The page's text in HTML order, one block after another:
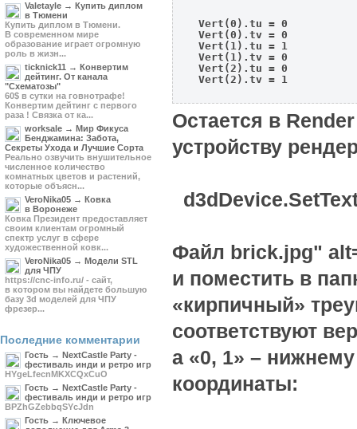
Vert(0).tu = 0
Vert(0).tv = 0
Vert(1).tu = 1
Vert(1).tv = 0
Vert(2).tu = 0
Vert(2).tv = 1
Остается в
устройству
Файл brick.jpg"
и поместить в
«кирпичный»
соответствуют
а «0, 1» –
координаты:
Valetayle → Купить диплом
в Тюмени
Купить диплом в Тюмени.
В современном мире
образование играет огромную
роль в жизн...
ticknick11 → Конвертим
дейтинг. От канала
"Схематозы"
60$ в сутки на говнотрафе!
Конвертим дейтинг с первого
раза ! Связка от ка...
worksale → Мир Фикуса
Бенджамина: Забота,
Секреты Ухода и Лучшие Сорта
Реально озвучить внушительное
численное количество
комнатных цветов и растений,
которые объясн...
VeroNika05 → Ковка
в Воронеже
Ковка Президент предоставляет
своим клиентам огромный
спектр услуг в сфере
художественной ковк...
VeroNika05 → Модели STL
для ЧПУ
https://cnc-info.ru/ - сайт,
в котором вы найдете большую
базу 3d моделей для ЧПУ
фрезер...
Последние комментарии
Гость → NextCastle Party -
фестиваль инди и ретро игр
HYgeLfecnMKXCQxCuO
Гость → NextCastle Party -
фестиваль инди и ретро игр
BPZhGZebbqSYcJdn
Гость → Ключевое